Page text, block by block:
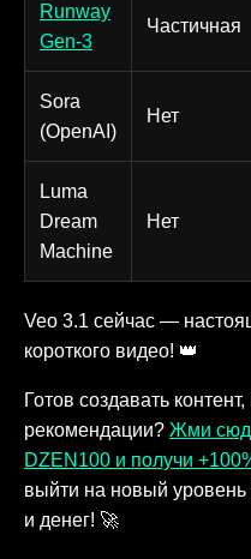
Runway
Gen-3
Частичная
Sora
(OpenAI)
Нет
Luma
Dream
Machine
Нет
Veo 3.1 сейчас —
короткого видео! 👑
Готов создавать
рекомендации? Жми
DZEN100 и получи
выйти на новый
и денег! 🚀